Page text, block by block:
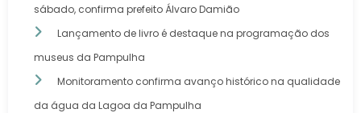
sábado, confirma prefeito Álvaro Damião
Lançamento de livro é destaque na programação dos
museus da Pampulha
Monitoramento confirma avanço histórico na qualidade
da água da Lagoa da Pampulha